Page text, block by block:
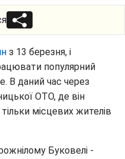
з 13 березня, і
популярний
В даний час через
ОТО, де він
місцевих жителів
Буковелі -